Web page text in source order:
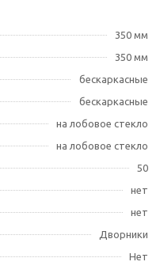
350 мм
350 мм
бескаркасные
бескаркасные
на лобовое стекло
на лобовое стекло
50
нет
нет
Дворники
Нет